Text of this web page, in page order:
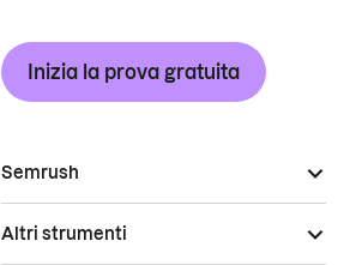
Inizia la prova gratuita
Semrush
Altri strumenti